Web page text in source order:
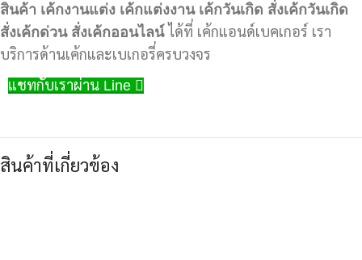
สินค้า เค้กงานแต่ง เค้กแต่งงาน เค้กวันเกิด สั่งเค้กวันเกิด
สั่งเค้กด่วน สั่งเค้กออนไลน์ได้ที่ เค้กแอนด์เบคเกอร์ เรา
บริการด้านเค้กและเบเกอรี่ครบวงจร
แชทกับเราผ่าน Line
สินค้าที่เกี่ยวข้อง